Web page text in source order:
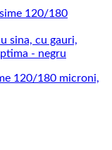
120/180 microni,